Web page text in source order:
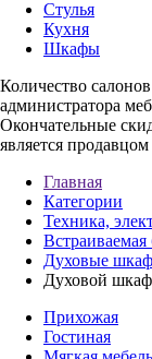
Стулья
Кухня
Шкафы
Количество
администратора
Окончательные
является продавцом
Главная
Категории
Техника,
Встраиваемая
Духовые
Духовой
Прихожая
Гостиная